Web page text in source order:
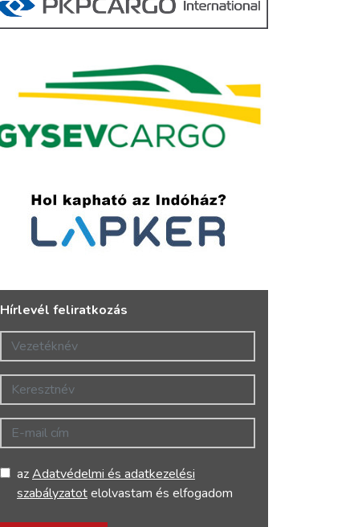
Hírlevél feliratkozás
Vezetéknév
Keresztnév
E-mail cím
azAdatvédelmi és adatkezelési
szabályzatotelolvastam és elfogadom